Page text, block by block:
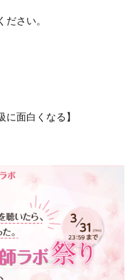
さい。
に面白くなる】